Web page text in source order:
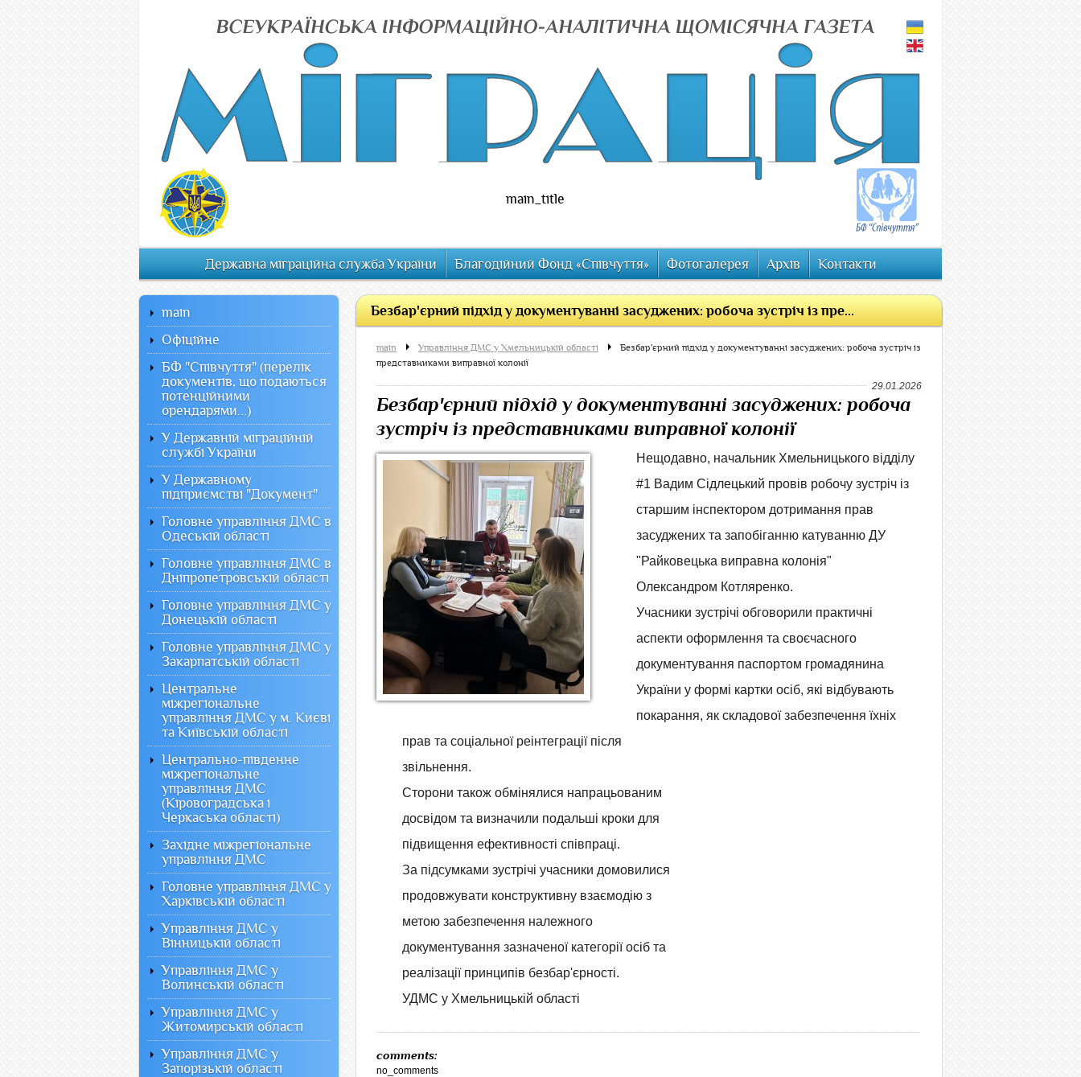
main_title
Державна міграційна служба України Благодійний Фонд «Співчуття» Фотогалерея Архів Контакти
Безбар'єрний підхід у документуванні засуджених: робоча зустріч із пре...
main Управління ДМС у Хмельницькій області
Безбар'єрний підхід у документуванні засуджених: робоча зустріч із
представниками виправної колонії
29.01.2026
Безбар'єрний підхід у документуванні засуджених: робоча
зустріч із представниками виправної колонії
Нещодавно, начальник Хмельницького відділу
#1 Вадим Сідлецький провів робочу зустріч із
старшим інспектором дотримання прав
засуджених та запобіганню катуванню ДУ
"Райковецька виправна колонія"
Олександром Котляренко.
Учасники зустрічі обговорили практичні
аспекти оформлення та своєчасного
документування паспортом громадянина
України у формі картки осіб, які відбувають
покарання, як складової забезпечення їхніх
прав та соціальної реінтеграції після
звільнення.
Сторони також обмінялися напрацьованим
досвідом та визначили подальші кроки для
підвищення ефективності співпраці.
За підсумками зустрічі учасники домовилися
продовжувати конструктивну взаємодію з
метою забезпечення належного
документування зазначеної категорії осіб та
реалізації принципів безбар'єрності.
УДМС у Хмельницькій області
comments:
no_comments
main
Офiцiйне
БФ "Співчуття" (перелік
документів, що подаються
потенційними
орендарями...)
У Державній міграційній
службі України
У Державному
підприємстві "Документ"
Головне управління ДМС в
Одеській області
Головне управління ДМС в
Дніпропетровській області
Головне управління ДМС у
Донецькій області
Головне управління ДМС у
Закарпатській області
Центральне
міжрегіональне
управління ДМС у м. Києві
та Київській області
Центрально-південне
міжрегіональне
управління ДМС
(Кіровоградська і
Черкаська області)
Західне міжрегіональне
управління ДМС
Головне управління ДМС у
Харківській області
Управління ДМС у
Вінницькій області
Управління ДМС у
Волинській області
Управління ДМС у
Житомирській області
Управління ДМС у
Запорізькій області